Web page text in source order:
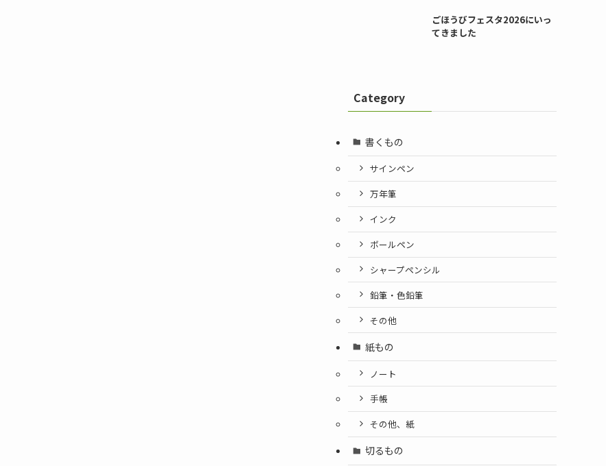
ごほうびフェスタ2026にいっ
てきました
Category
書くもの
サインペン
万年筆
インク
ボールペン
シャープペンシル
鉛筆・色鉛筆
その他
紙もの
ノート
手帳
その他、紙
切るもの